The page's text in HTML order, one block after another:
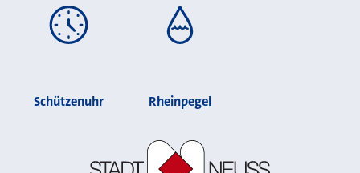
Schützenuhr Rheinpegel